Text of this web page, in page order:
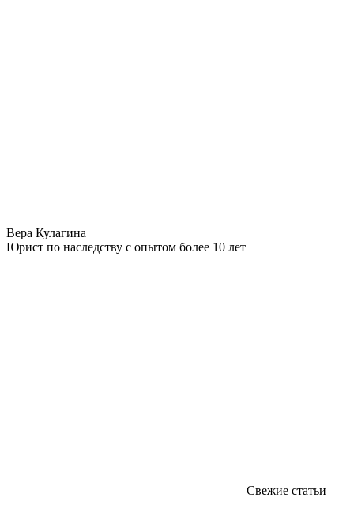
Вера Кулагина
Юрист по наследству с опытом более 10 лет
Свежие статьи